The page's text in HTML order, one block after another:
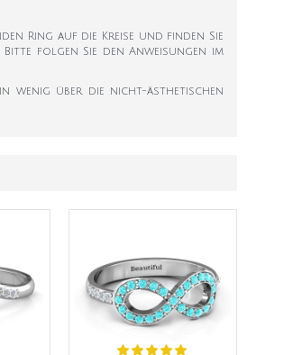
Ring auf die Kreise und finden Sie
Bitte folgen Sie den Anweisungen im
wenig über die nicht-ästhetischen